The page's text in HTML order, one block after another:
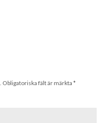
Obligatoriska fält är märkta *